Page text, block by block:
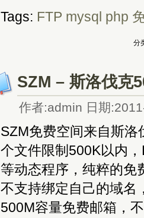
Tags: FTP mysql php
分
SZM – 斯洛伐克
作者:admin 日期
SZM免费空间来自斯
个文件限制500K以内
等动态程序，纯粹的免
不支持绑定自己的域名
500M容量免费邮箱，